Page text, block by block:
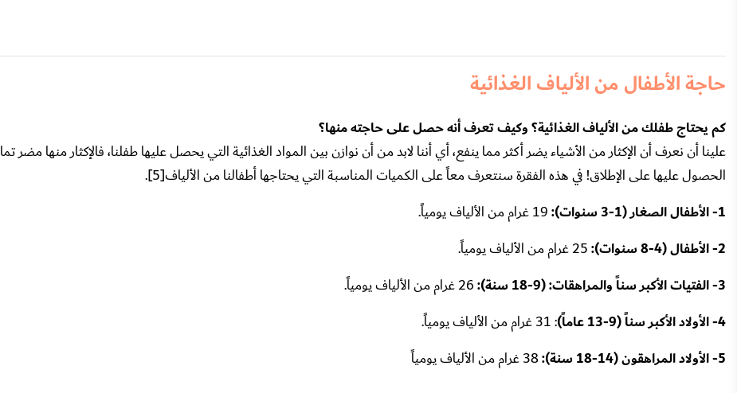
حاجة الأطفال من الألياف الغذائية
كم يحتاج طفلك من الألياف الغذائية؟ وكيف تعرف أنه حصل على حاجته منها؟
علينا أن نعرف أن الإكثار من الأشياء يضر أكثر مما ينفع، أي أننا لابد من أن نوازن بين المواد الغذائية التي يحصل عليها طفلنا، فالإكثار منها مضر
الحصول عليها على الإطلاق! في هذه الفقرة سنتعرف معاً على الكميات المناسبة التي يحتاجها أطفالنا من الألياف[5].
1- الأطفال الصغار (1-3 سنوات): 19 غرام من الألياف يومياً.
2- الأطفال (4-8 سنوات): 25 غرام من الألياف يومياً.
3- الفتيات الأكبر سناً والمراهقات: (9-18 سنة):
4- الأولاد الأكبر سناً (9-13 عاماً) : 31 غرام من الألياف يومياً.
5- الأولاد المراهقون (14-18 سنة):